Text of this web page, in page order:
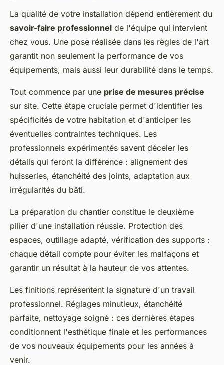
La qualité de votre installation dépend entièrement du
savoir-faire professionnel de l'équipe qui intervient
chez vous. Une pose réalisée dans les règles de l'art
garantit non seulement la performance de vos
équipements, mais aussi leur durabilité dans le temps.
Tout commence par une prise de mesures précise
sur site. Cette étape cruciale permet d'identifier les
spécificités de votre habitation et d'anticiper les
éventuelles contraintes techniques. Les
professionnels expérimentés savent déceler les
détails qui feront la différence : alignement des
huisseries, étanchéité des joints, adaptation aux
irrégularités du bâti.
La préparation du chantier constitue le deuxième
pilier d'une installation réussie. Protection des
espaces, outillage adapté, vérification des supports :
chaque détail compte pour éviter les malfaçons et
garantir un résultat à la hauteur de vos attentes.
Les finitions représentent la signature d'un travail
professionnel. Réglages minutieux, étanchéité
parfaite, nettoyage soigné : ces dernières étapes
conditionnent l'esthétique finale et les performances
de vos nouveaux équipements pour les années à
venir.